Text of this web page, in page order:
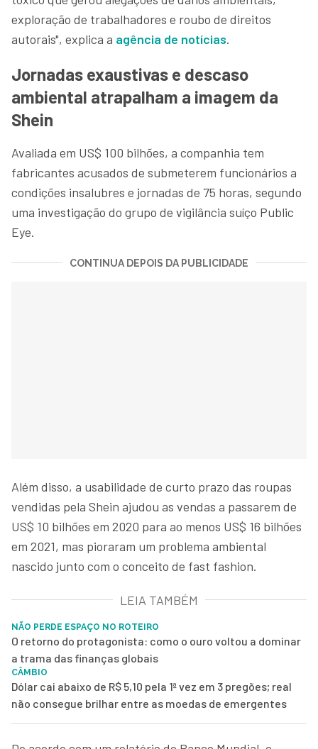
exploração de trabalhadores e roubo de direitos
autorais", explica a agência de notícias.
Jornadas exaustivas e descaso
ambiental atrapalham a imagem da
Shein
Avaliada em US$ 100 bilhões, a companhia tem
fabricantes acusados de submeterem funcionários a
condições insalubres e jornadas de 75 horas, segundo
uma investigação do grupo de vigilância suíço Public
Eye.
CONTINUA DEPOIS DA PUBLICIDADE
Além disso, a usabilidade de curto prazo das roupas
vendidas pela Shein ajudou as vendas a passarem de
US$ 10 bilhões em 2020 para ao menos US$ 16 bilhões
em 2021, mas pioraram um problema ambiental
nascido junto com o conceito de fast fashion.
LEIA TAMBÉM
NÃO PERDE ESPAÇO NO ROTEIRO
O retorno do protagonista: como o ouro voltou a dominar
a trama das finanças globais
CÂMBIO
Dólar cai abaixo de R$ 5,10 pela 1ª vez em 3 pregões; real
não consegue brilhar entre as moedas de emergentes